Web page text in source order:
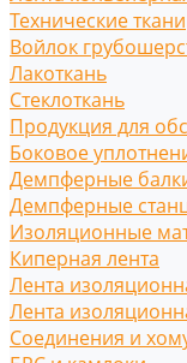
Технические ткани
Войлок
Лакоткань
Стеклоткань
Продукция для
Боковое
Демпферные
Демпферные
Изоляционные
Киперная лента
Лента
Лента
Соединения и